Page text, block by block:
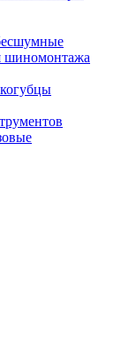
шиномонтажа